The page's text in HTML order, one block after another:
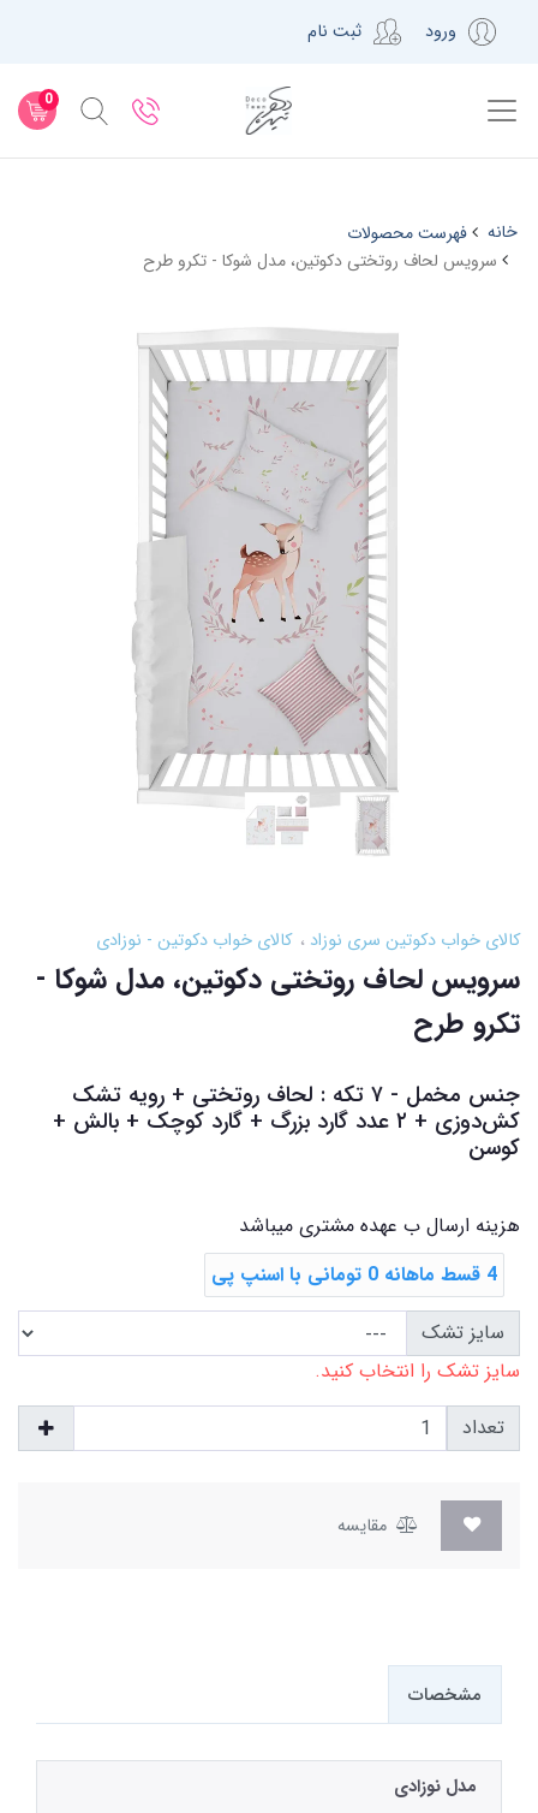
ورود ثبت نام
0
خانه
فهرست محصولات
سرویس لحاف روتختی دکوتین، مدل شوکا - تکرو طرح
کالای خواب دکوتین سری نوزاد کالای خواب دکوتین - نوزادی
سرویس لحاف روتختی دکوتین، مدل شوکا -
تکرو طرح
جنس مخمل - ۷ تکه : لحاف روتختی + رویه تشک
‌کش‌دوزی + ۲ عدد گارد بزرگ + گارد کوچک + بالش +
کوسن
هزینه ارسال ب عهده مشتری میباشد
4 قسط ماهانه 0 تومانی با اسنپ ‌پی
سایز تشک
سایز تشک را انتخاب کنید.
تعداد
مقایسه
مشخصات
مدل نوزادی